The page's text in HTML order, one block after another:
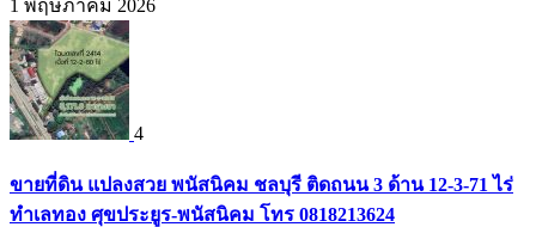
1 พฤษภาคม 2026
4
ขายที่ดิน แปลงสวย พนัสนิคม ชลบุรี ติดถนน 3 ด้าน 12-3-71 ไร่
ทำเลทอง ศุขประยูร-พนัสนิคม โทร 0818213624